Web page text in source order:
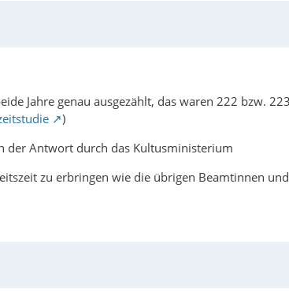
Jahre genau ausgezählt, das waren 222 bzw.
)
der Antwort durch das Kultusministerium
zu erbringen wie die übrigen Beamtinnen